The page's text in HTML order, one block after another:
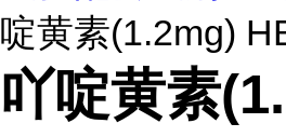
啶黄素(1.2mg)
吖啶黄素